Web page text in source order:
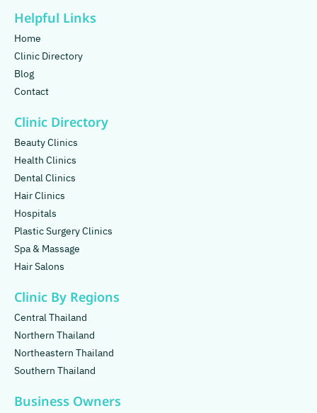
Helpful Links
Home
Clinic Directory
Blog
Contact
Clinic Directory
Beauty Clinics
Health Clinics
Dental Clinics
Hair Clinics
Hospitals
Plastic Surgery Clinics
Spa & Massage
Hair Salons
Clinic By Regions
Central Thailand
Northern Thailand
Northeastern Thailand
Southern Thailand
Business Owners